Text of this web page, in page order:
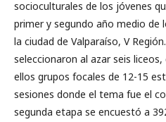
socioculturales de los jóvenes
primer y segundo año medio de
la ciudad de Valparaíso, V
seleccionaron al azar seis
ellos grupos focales de 12-15
sesiones donde el tema fue el
segunda etapa se encuestó a